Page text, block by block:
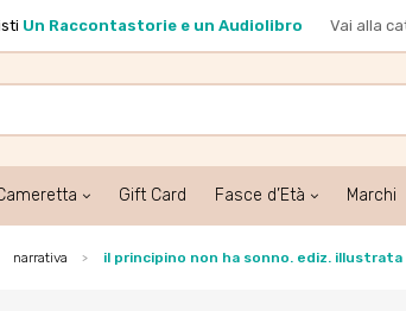
Un Raccontastorie e un Audiolibro Vai alla
Gift Card Fasce d’Età Marchi
narrativa il principino non ha sonno. ediz. illustrata